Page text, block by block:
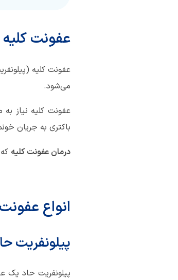
عفونت
می‌شود.
عفونت کلیه نیاز
باکتری به جریان
درمان عفونت کلیه
انواع
پیلونفریت
پیلونفریت حاد یک